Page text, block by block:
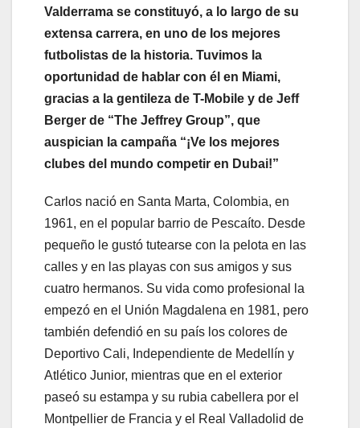
Valderrama se constituyó, a lo largo de su
extensa carrera, en uno de los mejores
futbolistas de la historia. Tuvimos la
oportunidad de hablar con él en Miami,
gracias a la gentileza de T-Mobile y de Jeff
Berger de “The Jeffrey Group”, que
auspician la campaña “¡Ve los mejores
clubes del mundo competir en Dubai!”
Carlos nació en Santa Marta, Colombia, en
1961, en el popular barrio de Pescaíto. Desde
pequeño le gustó tutearse con la pelota en las
calles y en las playas con sus amigos y sus
cuatro hermanos. Su vida como profesional la
empezó en el Unión Magdalena en 1981, pero
también defendió en su país los colores de
Deportivo Cali, Independiente de Medellín y
Atlético Junior, mientras que en el exterior
paseó su estampa y su rubia cabellera por el
Montpellier de Francia y el Real Valladolid de